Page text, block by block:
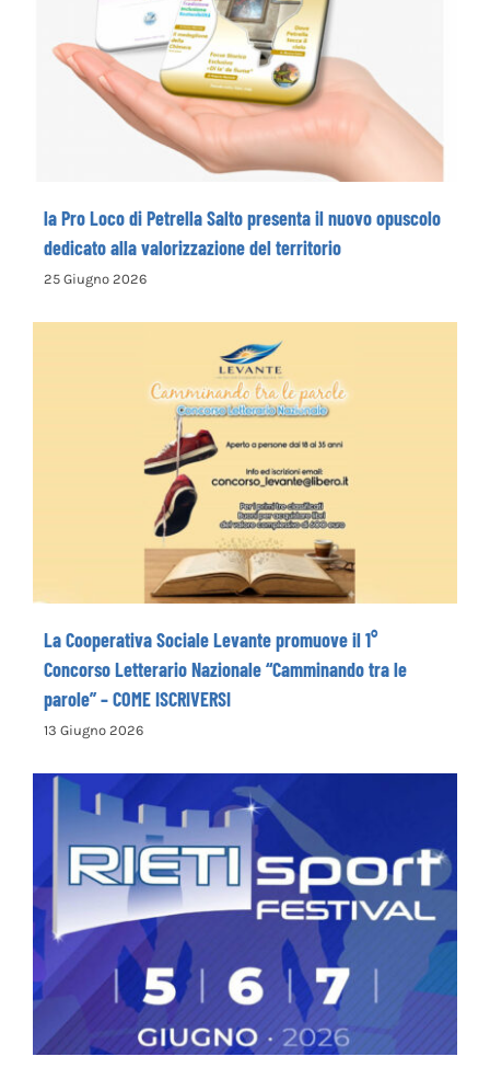
la Pro Loco di Petrella Salto presenta il
nuovo opuscolo dedicato alla
valorizzazione del territorio
la Pro Loco di Petrella Salto presenta il nuovo opuscolo
dedicato alla valorizzazione del territorio
La Cooperativa Sociale Levante promuove
il 1° Concorso Letterario Nazionale
“Camminando tra le parole” – COME
ISCRIVERSI
La Cooperativa Sociale Levante promuove il 1°
Concorso Letterario Nazionale “Camminando tra le
parole” – COME ISCRIVERSI
Rieti Sport Festival XI edizione dal 5 al 7
giugno